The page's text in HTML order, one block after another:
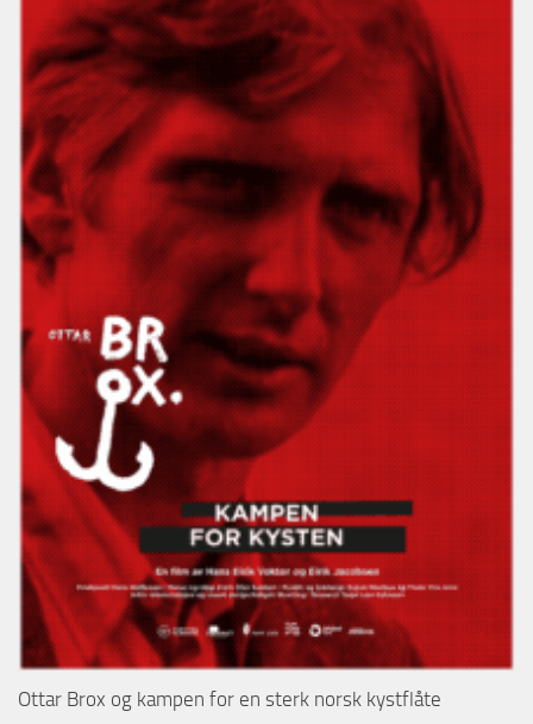
Ottar Brox og kampen for en sterk norsk kystflåte